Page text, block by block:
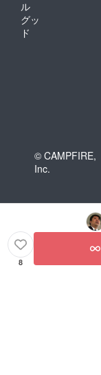
ル
グッ
ド
© CAMPFIRE,
Inc.
8